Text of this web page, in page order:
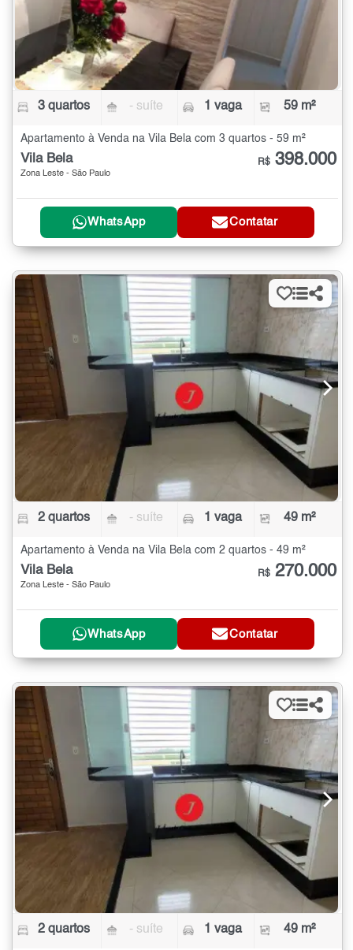
3 quartos - suíte 1 vaga 59 m²
Apartamento à Venda na Vila Bela com 3 quartos - 59 m²
Vila Bela
Zona Leste - São Paulo
R$ 398.000
WhatsApp Contatar
2 quartos - suíte 1 vaga 49 m²
Apartamento à Venda na Vila Bela com 2 quartos - 49 m²
Vila Bela
Zona Leste - São Paulo
R$ 270.000
WhatsApp Contatar
2 quartos - suíte 1 vaga 49 m²